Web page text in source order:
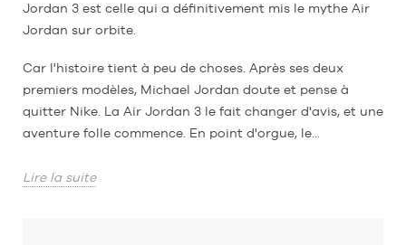
Jordan 3 est celle qui a définitivement mis le mythe Air
Jordan sur orbite.
Car l'histoire tient à peu de choses. Après ses deux
premiers modèles, Michael Jordan doute et pense à
quitter Nike. La Air Jordan 3 le fait changer d'avis, et une
aventure folle commence. En point d'orgue, le...
Lire la suite